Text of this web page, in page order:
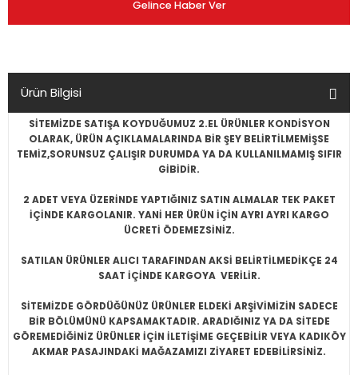
Gelince Haber Ver
Ürün Bilgisi
SİTEMİZDE SATIŞA KOYDUĞUMUZ 2.EL ÜRÜNLER KONDİSYON
OLARAK, ÜRÜN AÇIKLAMALARINDA BİR ŞEY BELİRTİLMEMİŞSE
TEMİZ,SORUNSUZ ÇALIŞIR DURUMDA YA DA KULLANILMAMIŞ SIFIR
GİBİDİR.
2 ADET VEYA ÜZERİNDE YAPTIĞINIZ SATIN ALMALAR TEK PAKET
İÇİNDE KARGOLANIR. YANİ HER ÜRÜN İÇİN AYRI AYRI KARGO
ÜCRETİ ÖDEMEZSİNİZ.
SATILAN ÜRÜNLER ALICI TARAFINDAN AKSİ BELİRTİLMEDİKÇE 24
SAAT İÇİNDE KARGOYA VERİLİR.
SİTEMİZDE GÖRDÜĞÜNÜZ ÜRÜNLER ELDEKİ ARŞİVİMİZİN SADECE
BİR BÖLÜMÜNÜ KAPSAMAKTADIR. ARADIĞINIZ YA DA SİTEDE
GÖREMEDİĞİNİZ ÜRÜNLER İÇİN İLETİŞİME GEÇEBİLİR VEYA KADIKÖY
AKMAR PASAJINDAKİ MAĞAZAMIZI ZİYARET EDEBİLİRSİNİZ.